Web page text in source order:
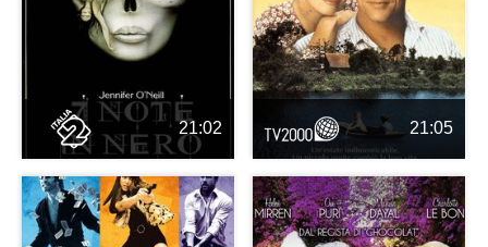
21:02 21:05